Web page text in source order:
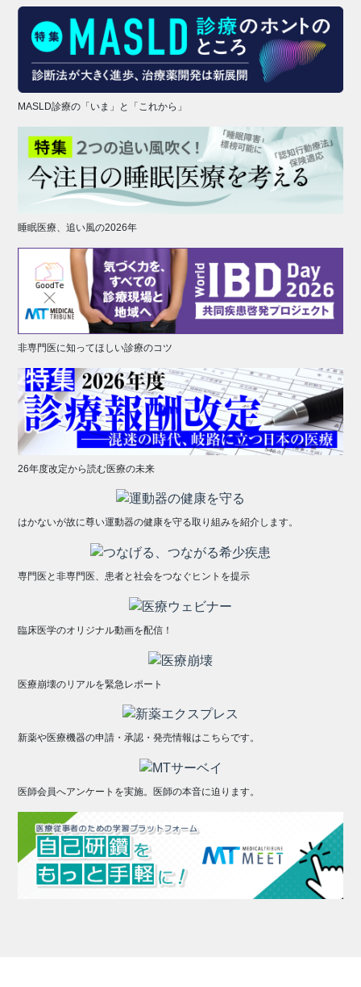
MASLD診療の「いま」と「これから」
睡眠医療、追い風の2026年
非専門医に知ってほしい診療のコツ
26年度改定から読む医療の未来
はかないが故に尊い運動器の健康を守る取り組みを紹介します。
専門医と非専門医、患者と社会をつなぐヒントを提示
臨床医学のオリジナル動画を配信！
医療崩壊のリアルを緊急レポート
新薬や医療機器の申請・承認・発売情報はこちらです。
医師会員へアンケートを実施。医師の本音に迫ります。